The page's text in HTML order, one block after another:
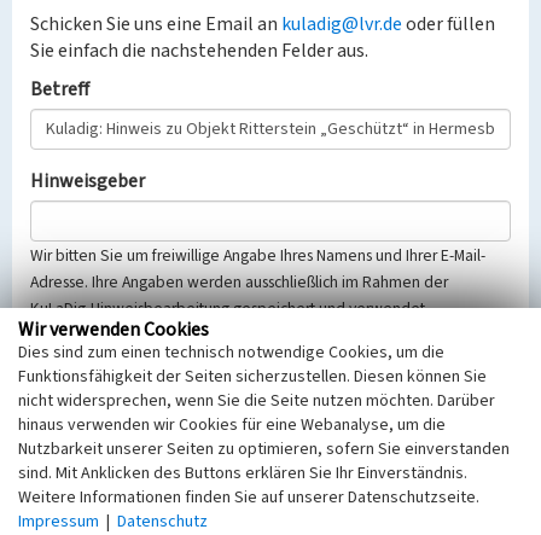
Schicken Sie uns eine Email an kuladig@lvr.deoder füllen
Sie einfach die nachstehenden Felder aus.
Betreff
Hinweisgeber
Wir bitten Sie um freiwillige Angabe Ihres Namens und Ihrer E-Mail-
Adresse. Ihre Angaben werden ausschließlich im Rahmen der
KuLaDig-Hinweisbearbeitung gespeichert und verwendet.
Selbstverständlich werden diese entsprechend der Vorschriften des
Telemediengesetzes, des Datenschutzgesetzes NRW und der seit
dem 25.05.2018 gültigen Europäischen Datenschutzgrundverordnung
(EU-DSGVO) vertraulich behandelt, beachten Sie bitte unsere
Hinweise zumDatenschutz
Nachricht
Wir verwenden Cookies
Dies sind zum einen technisch notwendige Cookies, um die
Funktionsfähigkeit der Seiten sicherzustellen. Diesen können Sie
nicht widersprechen, wenn Sie die Seite nutzen möchten. Darüber
hinaus verwenden wir Cookies für eine Webanalyse, um die
Nutzbarkeit unserer Seiten zu optimieren, sofern Sie einverstanden
sind. Mit Anklicken des Buttons erklären Sie Ihr Einverständnis.
Weitere Informationen finden Sie auf unserer Datenschutzseite.
Impressum | Datenschutz